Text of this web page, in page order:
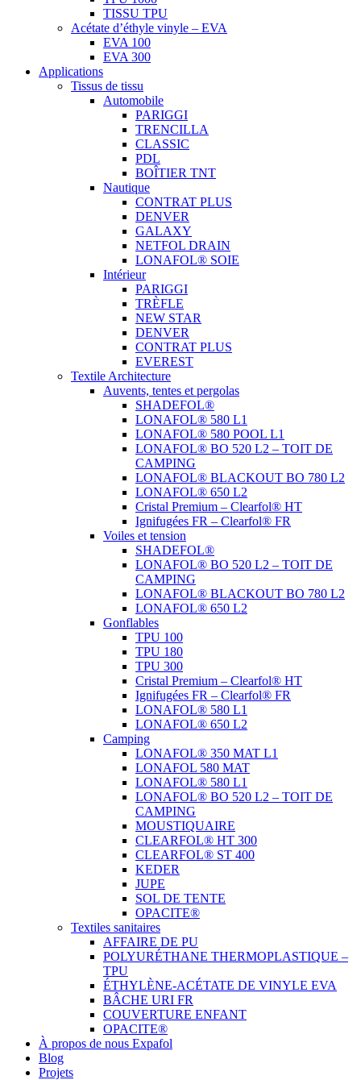
TISSU TPU
Acétate d’éthyle vinyle – EVA
EVA 100
EVA 300
Applications
Tissus de tissu
Automobile
PARIGGI
TRENCILLA
CLASSIC
PDL
BOÎTIER TNT
Nautique
CONTRAT PLUS
DENVER
GALAXY
NETFOL DRAIN
LONAFOL® SOIE
Intérieur
PARIGGI
TRÈFLE
NEW STAR
DENVER
CONTRAT PLUS
EVEREST
Textile Architecture
Auvents, tentes et pergolas
SHADEFOL®
LONAFOL® 580 L1
LONAFOL® 580 POOL L1
LONAFOL® BO 520 L2 – TOIT DE
CAMPING
LONAFOL® BLACKOUT BO 780 L2
LONAFOL® 650 L2
Cristal Premium – Clearfol® HT
Ignifugées FR – Clearfol® FR
Voiles et tension
SHADEFOL®
LONAFOL® BO 520 L2 – TOIT DE
CAMPING
LONAFOL® BLACKOUT BO 780 L2
LONAFOL® 650 L2
Gonflables
TPU 100
TPU 180
TPU 300
Cristal Premium – Clearfol® HT
Ignifugées FR – Clearfol® FR
LONAFOL® 580 L1
LONAFOL® 650 L2
Camping
LONAFOL® 350 MAT L1
LONAFOL 580 MAT
LONAFOL® 580 L1
LONAFOL® BO 520 L2 – TOIT DE
CAMPING
MOUSTIQUAIRE
CLEARFOL® HT 300
CLEARFOL® ST 400
KEDER
JUPE
SOL DE TENTE
OPACITE®
Textiles sanitaires
AFFAIRE DE PU
POLYURÉTHANE THERMOPLASTIQUE –
TPU
ÉTHYLÈNE-ACÉTATE DE VINYLE EVA
BÂCHE URI FR
COUVERTURE ENFANT
OPACITE®
À propos de nous Expafol
Blog
Projets